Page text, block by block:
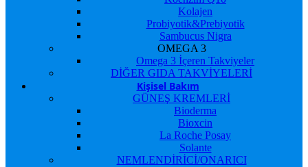
Kolajen
Probiyotik&Prebiyotik
Sambucus Nigra
OMEGA 3
Omega 3 İçeren Takviyeler
DİĞER GIDA TAKVİYELERİ
Kişisel Bakım
GÜNEŞ KREMLERİ
Bioderma
Bioxcin
La Roche Posay
Solante
NEMLENDİRİCİ/ONARICI